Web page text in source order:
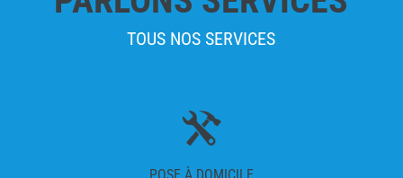
TOUS NOS SERVICES